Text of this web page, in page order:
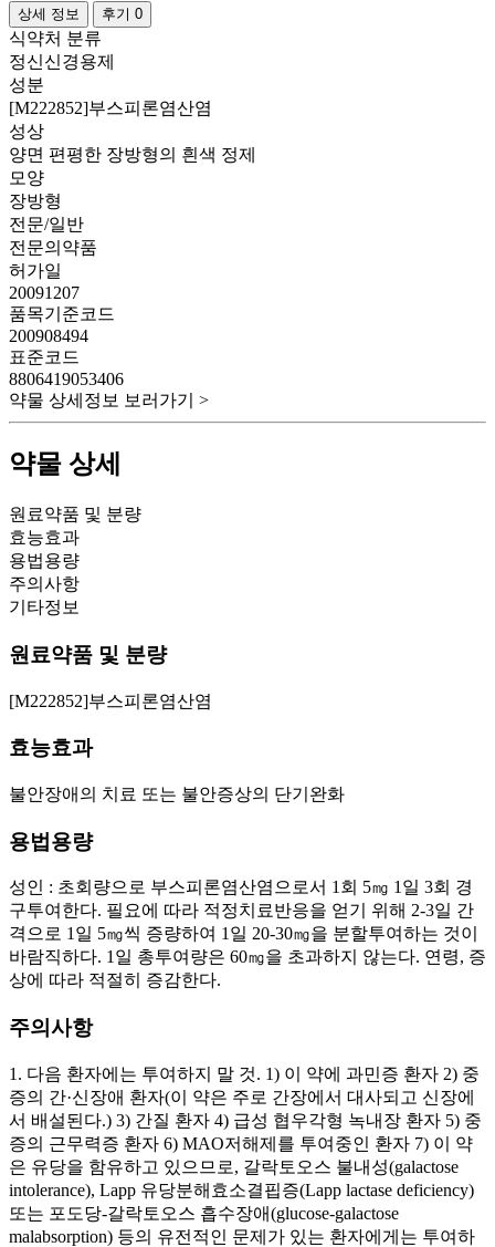
상세 정보 후기 0
식약처 분류
정신신경용제
성분
[M222852]부스피론염산염
성상
양면 편평한 장방형의 흰색 정제
모양
장방형
전문/일반
전문의약품
허가일
20091207
품목기준코드
200908494
표준코드
8806419053406
약물 상세정보 보러가기 >
약물 상세
원료약품 및 분량
효능효과
용법용량
주의사항
기타정보
원료약품 및 분량
[M222852]부스피론염산염
효능효과
불안장애의 치료 또는 불안증상의 단기완화
용법용량
성인 : 초회량으로 부스피론염산염으로서 1회 5㎎ 1일 3회 경
구투여한다. 필요에 따라 적정치료반응을 얻기 위해 2-3일 간
격으로 1일 5㎎씩 증량하여 1일 20-30㎎을 분할투여하는 것이
바람직하다. 1일 총투여량은 60㎎을 초과하지 않는다. 연령, 증
상에 따라 적절히 증감한다.
주의사항
1. 다음 환자에는 투여하지 말 것. 1) 이 약에 과민증 환자 2) 중
증의 간·신장애 환자(이 약은 주로 간장에서 대사되고 신장에
서 배설된다.) 3) 간질 환자 4) 급성 협우각형 녹내장 환자 5) 중
증의 근무력증 환자 6) MAO저해제를 투여중인 환자 7) 이 약
은 유당을 함유하고 있으므로, 갈락토오스 불내성(galactose
intolerance), Lapp 유당분해효소결핍증(Lapp lactase deficiency)
또는 포도당-갈락토오스 흡수장애(glucose-galactose
malabsorption) 등의 유전적인 문제가 있는 환자에게는 투여하